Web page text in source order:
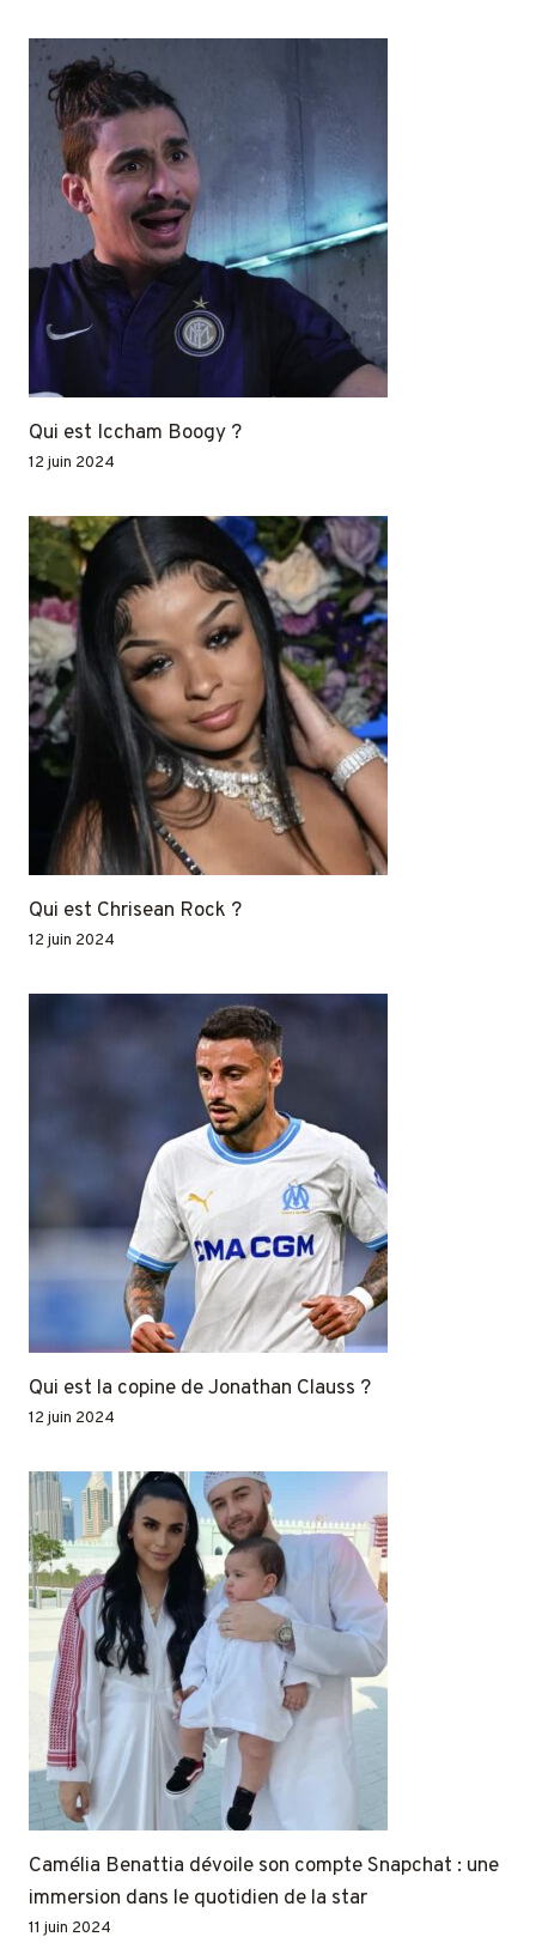
Qui est Iccham Boogy ?
12 juin 2024
Qui est Chrisean Rock ?
12 juin 2024
Qui est la copine de Jonathan Clauss ?
12 juin 2024
Camélia Benattia dévoile son compte Snapchat : une
immersion dans le quotidien de la star
11 juin 2024